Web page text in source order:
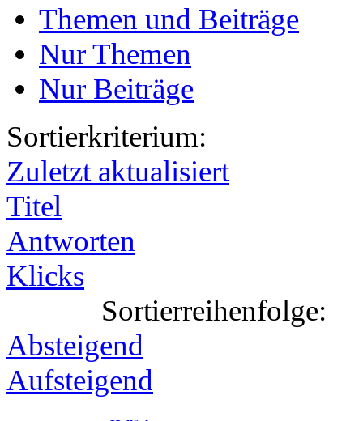
Themen und Beiträge
Nur Themen
Nur Beiträge
Sortierkriterium:
Zuletzt aktualisiert
Titel
Antworten
Klicks
Sortierreihenfolge:
Absteigend
Aufsteigend